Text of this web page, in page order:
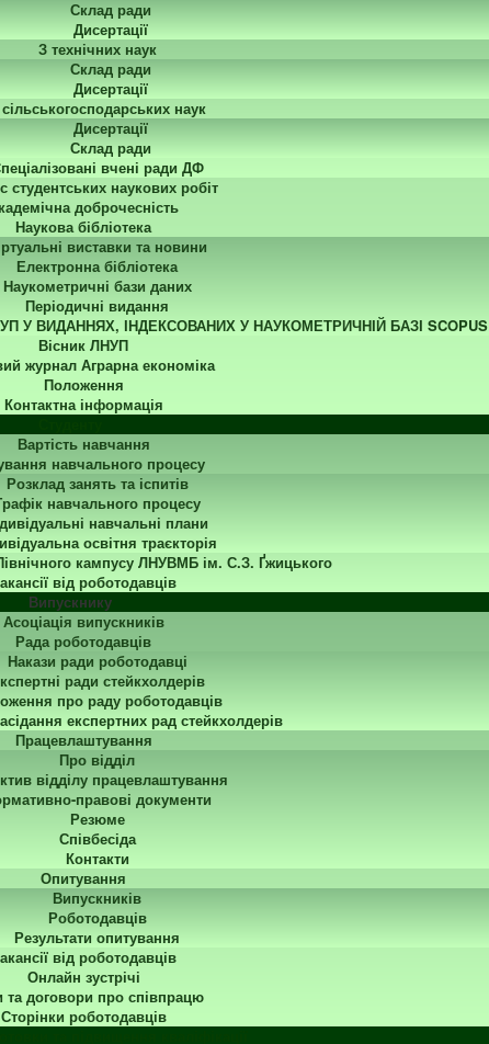
Склад ради
Дисертації
З технічних наук
Склад ради
Дисертації
наук
Дисертації
Склад ради
вчені ради ДФ
студентських наукових робіт
доброчесність
Наукова бібліотека
виставки та новини
Електронна бібліотека
Наукометричні бази даних
Періодичні видання
У ВИДАННЯХ, ІНДЕКСОВАНИХ У НАУКОМЕТРИЧНІЙ БАЗІ SCOPUS
Вісник ЛНУП
журнал Аграрна економіка
Положення
Контактна інформація
Вартість навчання
навчального процесу
Розклад занять та іспитів
навчального процесу
навчальні плани
освітня траєкторія
кампусу ЛНУВМБ ім. С.З. Ґжицького
від роботодавців
Випускнику
Асоціація випускників
Рада роботодавців
Накази ради роботодавці
ради стейкхолдерів
про раду роботодавців
експертних рад стейкхолдерів
Працевлаштування
Про відділ
відділу працевлаштування
правові документи
Резюме
Співбесіда
Контакти
Опитування
Випускників
Роботодавців
Результати опитування
від роботодавців
Онлайн зустрічі
та договори про співпрацю
Сторінки роботодавців